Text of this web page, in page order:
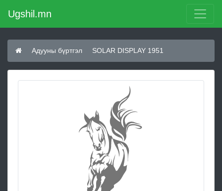
Ugshil.mn
Адууны бүртгэл SOLAR DISPLAY 1951